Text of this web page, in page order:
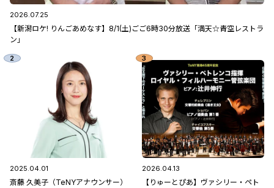
2026.07.25
【新潟ロケ! りんごあめなす】8/1(土)ごご6時30分放送「満天☆青空レストラ
ン」
2025.04.01
斎藤 久美子（TeNYアナウンサー）
2026.04.13
【りゅーとぴあ】ヴァシリー・ペト